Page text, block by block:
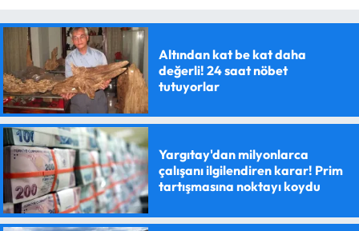
Altından kat be kat daha
değerli! 24 saat nöbet
tutuyorlar
Yargıtay'dan milyonlarca
çalışanı ilgilendiren karar! Prim
tartışmasına noktayı koydu